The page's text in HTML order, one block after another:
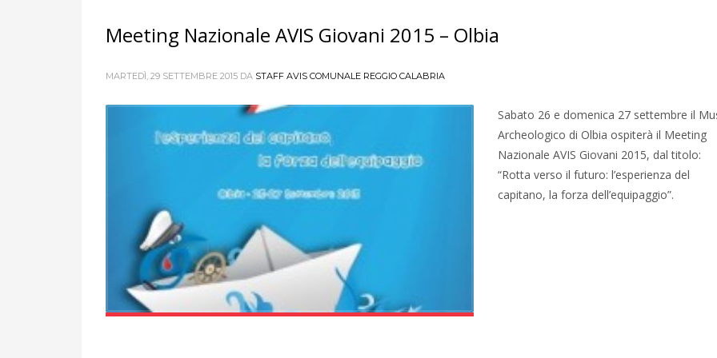
Meeting Nazionale AVIS Giovani 2015 – Olbia
MARTEDÌ, 29 SETTEMBRE 2015 DA STAFF AVIS COMUNALE REGGIO CALABRIA
Sabato 26 e domenica 27 settembre il
Archeologico di Olbia ospiterà il Meeting
Nazionale AVIS Giovani 2015, dal titolo:
“Rotta verso il futuro: l’esperienza del
capitano, la forza dell’equipaggio”.